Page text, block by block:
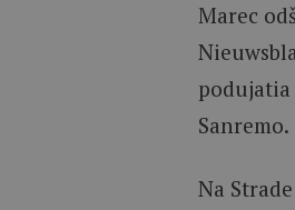
Marec
Sanremo.
Na